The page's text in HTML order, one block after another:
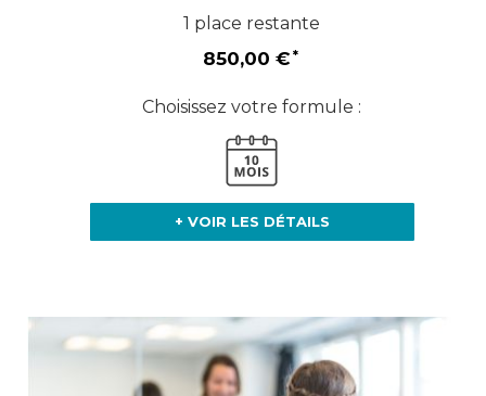
1 place restante
850,00 €
Choisissez votre formule :
+ VOIR LES DÉTAILS